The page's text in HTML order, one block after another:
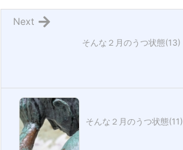
そんな２月のうつ状態(13)
Next
そんな２月のうつ状態(11)